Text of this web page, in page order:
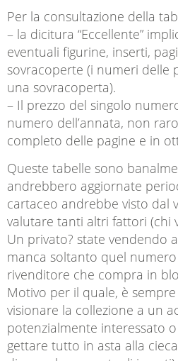
Per la consultazione della
– la dicitura “Eccellente”
eventuali figurine, inserti,
sovracoperte (i numeri delle
una sovracoperta).
– Il prezzo del singolo
numero dell’annata, non
completo delle pagine e in
Queste tabelle sono
andrebbero aggiornate
cartaceo andrebbe visto dal
valutare tanti altri fattori (chi
Un privato? state vendendo
manca soltanto quel
rivenditore che compra in
Motivo per il quale, è
visionare la collezione a un
potenzialmente interessato
gettare tutto in asta alla